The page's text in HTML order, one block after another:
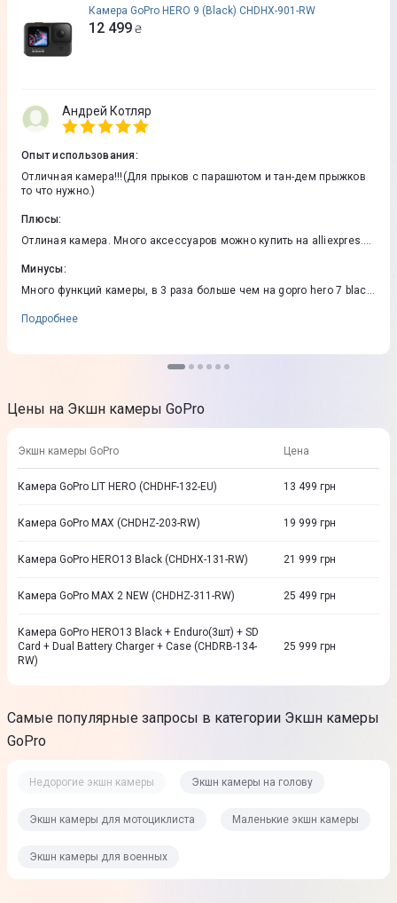
Камера GoPro HERO 9 (Black) CHDHX-901-RW
12 499 ₴
Андрей Котляр
Опыт использования:
Отличная камера!!!(Для прыков с парашютом и тан-дем прыжков
то что нужно.)
Плюсы:
Отлиная камера. Много аксессуаров можно купить на alliexpres.
Минусы:
Много функций камеры, в 3 раза больше чем на gopro hero 7 black,
флешкой от sandisk extreme или sandisk extreme pro или с
Подробнее
Цены на Экшн камеры GoPro
Экшн камеры GoPro Цена
Камера GoPro LIT HERO (CHDHF-132-EU) 13 499 грн
Камера GoPro MAX (CHDHZ-203-RW) 19 999 грн
Камера GoPro HERO13 Black (CHDHX-131-RW) 21 999 грн
Камера GoPro MAX 2 NEW (CHDHZ-311-RW) 25 499 грн
Камера GoPro HERO13 Black + Enduro(3шт) + SD
Card + Dual Battery Charger + Сase (CHDRB-134-
RW)
25 999 грн
Самые популярные запросы в категории Экшн камеры
GoPro
Недорогие экшн камеры Экшн камеры на голову
Экшн камеры для мотоциклиста Маленькие экшн камеры
Экшн камеры для военных